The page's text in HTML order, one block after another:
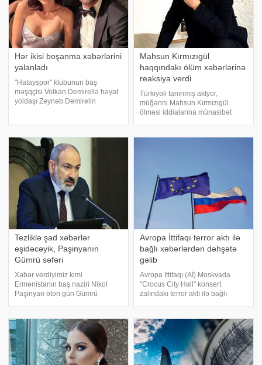
Hər ikisi boşanma xəbərlərini
yalanladı
"Hatayspor" klubunun baş
məşqçisi Volkan Demirellə həyat
yoldaşı Zeynəb Demirelin
saatlarında bütün xəbər
saytlarında yayıla
Mahsun Kırmızıgül
haqqındakı ölüm xəbərlərinə
reaksiya verdi
Türkiyəli tanınmış aktyor,
müğənni Mahsun Kırmızıgül
ölməsi iddialarına münasibət
Tezliklə şad xəbərlər
eşidəcəyik, Paşinyanın
Gümrü səfəri
Xəbər verdiyimiz kimi
Ermənistanın baş naziri Nikol
Paşinyan ötən gün Gümrü
qrupunun iclasında iştirak edib.
Paşinyan 5 saat qapalı şəraitdə
öz partiya üzvlər
Avropa İttifaqı terror aktı ilə
bağlı xəbərlərdən dəhşətə
gəlib
Avropa İttifaqı (Aİ) Moskvada
"Crocus City Hall" konsert
zalındakı terror aktı ilə bağlı
KONKRET.azxəbər verir ki, bu
barədə Aİ-nin xarici siyasət və
təhlükəsizlik məsələlər